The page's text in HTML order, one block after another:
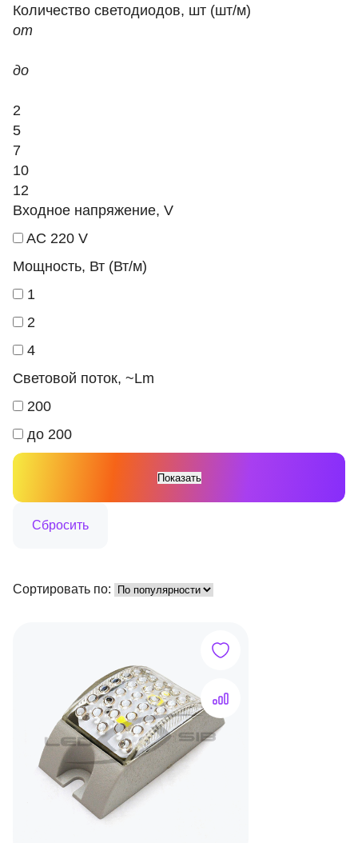
Количество светодиодов, шт (шт/м)
от
до
2
5
7
10
12
Входное напряжение, V
AC 220 V
Мощность, Вт (Вт/м)
1
2
4
Световой поток, ~Lm
200
до 200
Сортировать по: